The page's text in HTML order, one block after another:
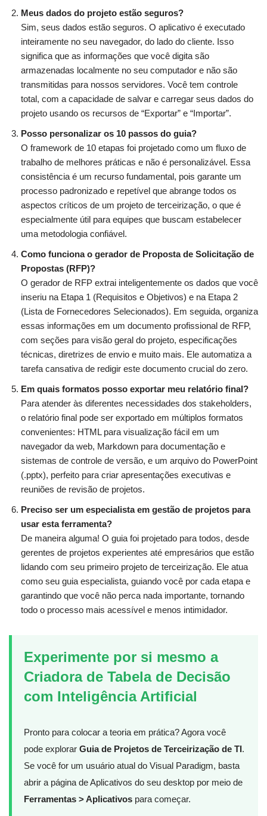
Meus dados do projeto estão seguros?
Sim, seus dados estão seguros. O aplicativo é executado
inteiramente no seu navegador, do lado do cliente. Isso
significa que as informações que você digita são
armazenadas localmente no seu computador e não são
transmitidas para nossos servidores. Você tem controle
total, com a capacidade de salvar e carregar seus dados do
projeto usando os recursos de “Exportar” e “Importar”.
Posso personalizar os 10 passos do guia?
O framework de 10 etapas foi projetado como um fluxo de
trabalho de melhores práticas e não é personalizável. Essa
consistência é um recurso fundamental, pois garante um
processo padronizado e repetível que abrange todos os
aspectos críticos de um projeto de terceirização, o que é
especialmente útil para equipes que buscam estabelecer
uma metodologia confiável.
Como funciona o gerador de Proposta de Solicitação de
Propostas (RFP)?
O gerador de RFP extrai inteligentemente os dados que você
inseriu na Etapa 1 (Requisitos e Objetivos) e na Etapa 2
(Lista de Fornecedores Selecionados). Em seguida, organiza
essas informações em um documento profissional de RFP,
com seções para visão geral do projeto, especificações
técnicas, diretrizes de envio e muito mais. Ele automatiza a
tarefa cansativa de redigir este documento crucial do zero.
Em quais formatos posso exportar meu relatório final?
Para atender às diferentes necessidades dos stakeholders,
o relatório final pode ser exportado em múltiplos formatos
convenientes: HTML para visualização fácil em um
navegador da web, Markdown para documentação e
sistemas de controle de versão, e um arquivo do PowerPoint
(.pptx), perfeito para criar apresentações executivas e
reuniões de revisão de projetos.
Preciso ser um especialista em gestão de projetos para
usar esta ferramenta?
De maneira alguma! O guia foi projetado para todos, desde
gerentes de projetos experientes até empresários que estão
lidando com seu primeiro projeto de terceirização. Ele atua
como seu guia especialista, guiando você por cada etapa e
garantindo que você não perca nada importante, tornando
todo o processo mais acessível e menos intimidador.
Experimente por si mesmo a
Criadora de Tabela de Decisão
com Inteligência Artificial
Pronto para colocar a teoria em prática? Agora você
pode explorar Guia de Projetos de Terceirização de TI.
Se você for um usuário atual do Visual Paradigm, basta
abrir a página de Aplicativos do seu desktop por meio de
Ferramentas > Aplicativos para começar.